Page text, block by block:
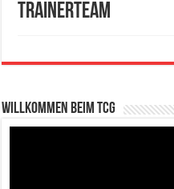
Trainerteam
Willkommen beim TCG